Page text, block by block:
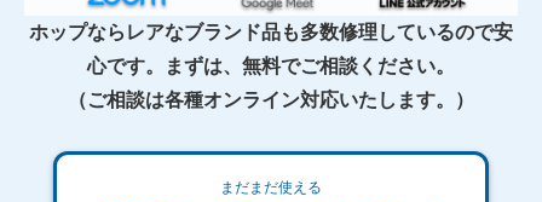
ホップならレアなブランド品も多数修理しているので安
心です。まずは、無料でご相談ください。
（ご相談は各種オンライン対応いたします。）
まだまだ使える